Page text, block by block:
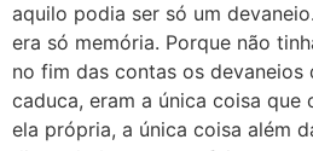
aquilo podia ser só um
era só memória. Porque não
no fim das contas os devaneios
caduca, eram a única coisa que
ela própria, a única coisa além